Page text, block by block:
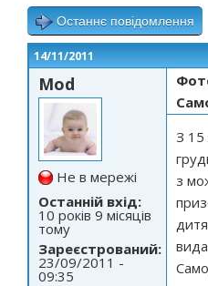
Останнє повідомлення
14/11/2011
Mod
Не в мережі
Останній вхід:
10 років 9 місяців
тому
Зареєстрований:
23/09/2011 -
09:35
З 15
з